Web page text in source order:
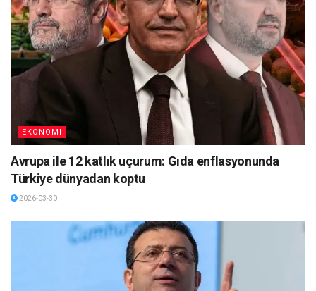
EKONOMI
Avrupa ile 12 katlık uçurum: Gıda enflasyonunda
Türkiye dünyadan koptu
2026-03-30